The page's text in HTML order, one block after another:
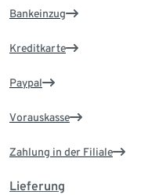
Bankeinzug
Kreditkarte
Paypal
Vorauskasse
Zahlung in der Filiale
Lieferung